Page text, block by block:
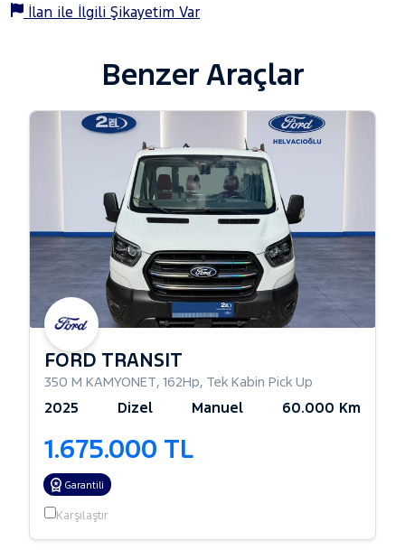
İlan ile İlgili Şikayetim Var
Benzer Araçlar
FORD TRANSIT
350 M KAMYONET, 162Hp, Tek Kabin Pick Up
2025 Dizel Manuel 60.000 Km
1.675.000 TL
Garantili
Karşılaştır